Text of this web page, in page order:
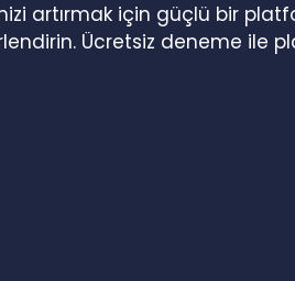
artırmak için güçlü bir
Ücretsiz deneme